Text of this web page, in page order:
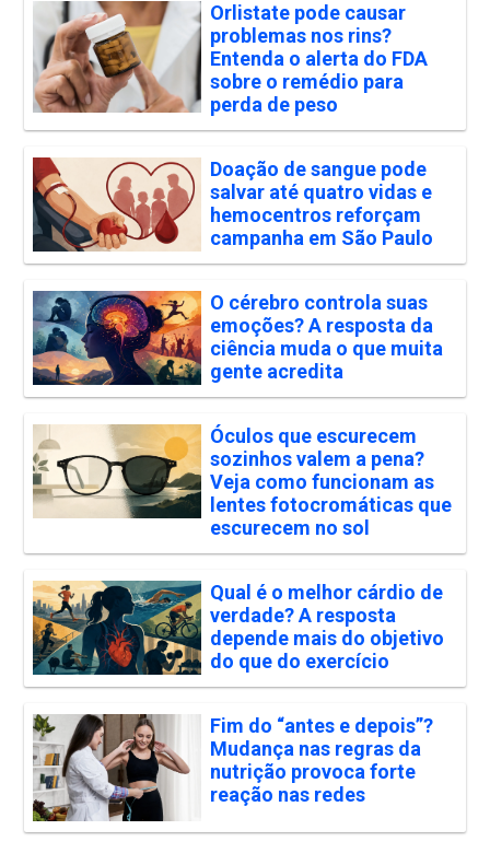
Orlistate pode causar
problemas nos rins?
Entenda o alerta do FDA
sobre o remédio para
perda de peso
Doação de sangue pode
salvar até quatro vidas e
hemocentros reforçam
campanha em São Paulo
O cérebro controla suas
emoções? A resposta da
ciência muda o que muita
gente acredita
Óculos que escurecem
sozinhos valem a pena?
Veja como funcionam as
lentes fotocromáticas que
escurecem no sol
Qual é o melhor cárdio de
verdade? A resposta
depende mais do objetivo
do que do exercício
Fim do “antes e depois”?
Mudança nas regras da
nutrição provoca forte
reação nas redes